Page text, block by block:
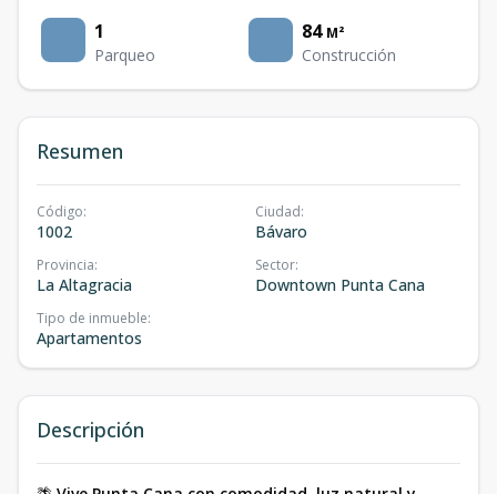
1
Parqueo
84 M²
Construcción
Resumen
Código:
1002
Ciudad:
Bávaro
Provincia:
La Altagracia
Sector:
Downtown Punta Cana
Tipo de inmueble:
Apartamentos
Descripción